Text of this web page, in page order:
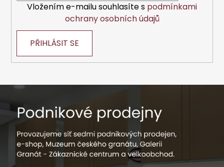
Vložením e-mailu souhlasíte s podmínkami
ochrany osobních údajů
PŘIHLÁSIT SE